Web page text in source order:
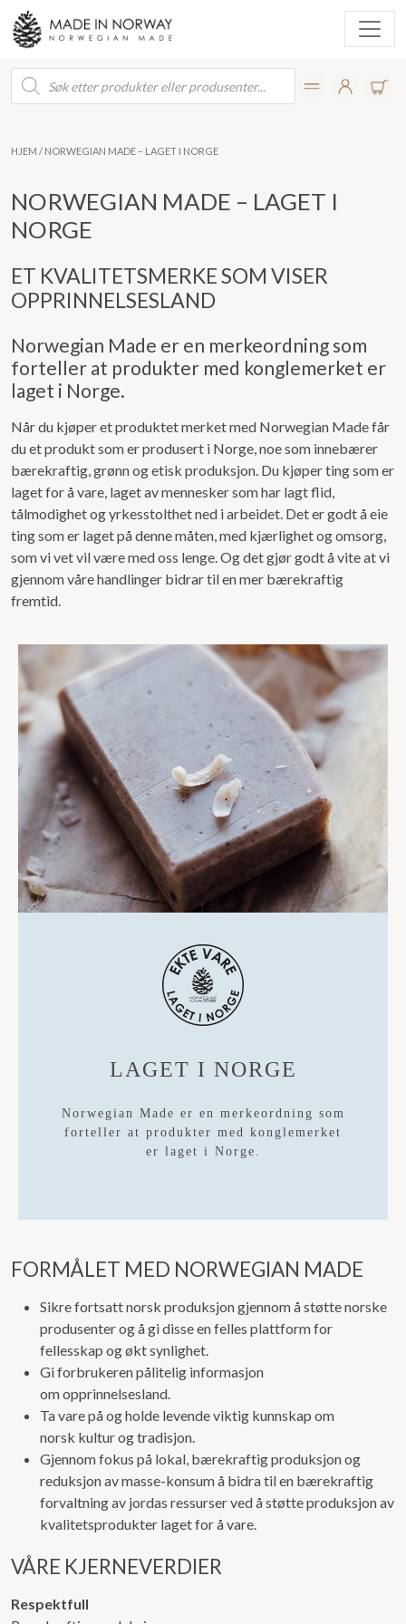
Products
search
HJEM / NORWEGIAN MADE – LAGET I NORGE
NORWEGIAN MADE – LAGET I
NORGE
ET KVALITETSMERKE SOM VISER
OPPRINNELSESLAND
Norwegian Made er en merkeordning som
forteller at produkter med konglemerket er
laget i Norge.
Når du kjøper et produktet merket med Norwegian Made får
du et produkt som er produsert i Norge, noe som innebærer
bærekraftig, grønn og etisk produksjon. Du kjøper ting som er
laget for å vare, laget av mennesker som har lagt flid,
tålmodighet og yrkesstolthet ned i arbeidet. Det er godt å eie
ting som er laget på denne måten, med kjærlighet og omsorg,
som vi vet vil være med oss lenge. Og det gjør godt å vite at vi
gjennom våre handlinger bidrar til en mer bærekraftig
fremtid.
LAGET I NORGE
Norwegian Made er en merkeordning som
forteller at produkter med konglemerket
er laget i Norge.
FORMÅLET MED NORWEGIAN MADE
Sikre fortsatt norsk produksjon gjennom å støtte norske
produsenter og å gi disse en felles plattform for
fellesskap og økt synlighet.
Gi forbrukeren pålitelig informasjon
om opprinnelsesland.
Ta vare på og holde levende viktig kunnskap om
norsk kultur og tradisjon.
Gjennom fokus på lokal, bærekraftig produksjon og
reduksjon av masse-konsum å bidra til en bærekraftig
forvaltning av jordas ressurser ved å støtte produksjon av
kvalitetsprodukter laget for å vare.
VÅRE KJERNEVERDIER
Respektfull